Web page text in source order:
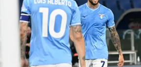
Champions League
Europa League
Altri Sport